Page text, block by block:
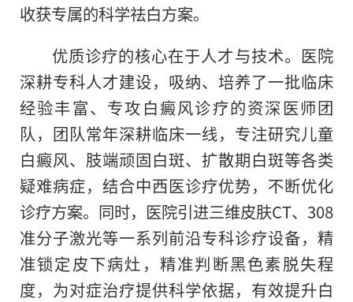
收获专属的科学祛白方案。
优质诊疗的核心在于人才与技术。医院
深耕专科人才建设，吸纳、培养了一批临床
经验丰富、专攻白癜风诊疗的资深医师团
队，团队常年深耕临床一线，专注研究儿童
白癜风、肢端顽固白斑、扩散期白斑等各类
疑难病症，结合中西医诊疗优势，不断优化
诊疗方案。同时，医院引进三维皮肤CT、308
准分子激光等一系列前沿专科诊疗设备，精
准锁定皮下病灶，精准判断黑色素脱失程
度，为对症治疗提供科学依据，有效提升白